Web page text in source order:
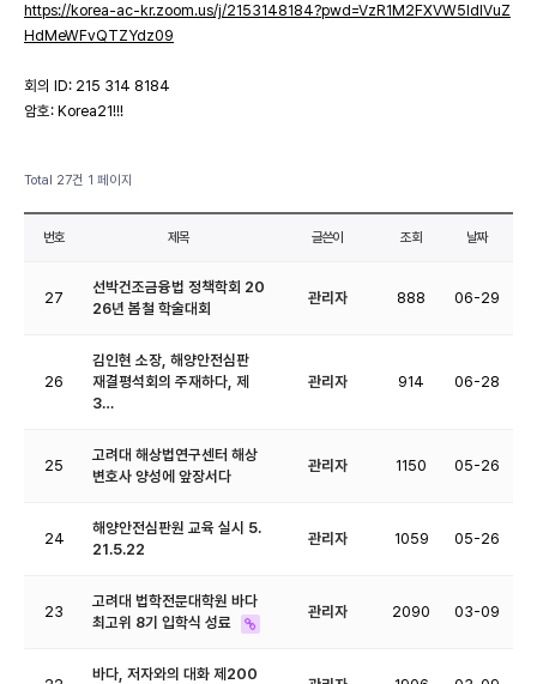
https://korea-ac-kr.zoom.us/j/2153148184?pwd=VzR1M2FXVW5ldlVuZ
HdMeWFvQTZYdz09
회의 ID: 215 314 8184
암호: Korea21!!!
Total 27건 1 페이지
번호 제목 글쓴이 조회 날짜
27
선박건조금융법 정책학회 20
26년 봄철 학술대회
관리자 888 06-29
26
김인현 소장, 해양안전심판
재결평석회의 주재하다, 제
3…
관리자 914 06-28
25
고려대 해상법연구센터 해상
변호사 양성에 앞장서다
관리자 1150 05-26
24
해양안전심판원 교육 실시 5.
21.5.22
관리자 1059 05-26
23
고려대 법학전문대학원 바다
최고위 8기 입학식 성료
관리자 2090 03-09
바다, 저자와의 대화 제200